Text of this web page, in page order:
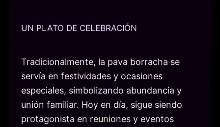
UN PLATO DE CELEBRACIÓN
Tradicionalmente, la pava borracha se
servía en festividades y ocasiones
especiales, simbolizando abundancia y
unión familiar. Hoy en día, sigue siendo
protagonista en reuniones y eventos